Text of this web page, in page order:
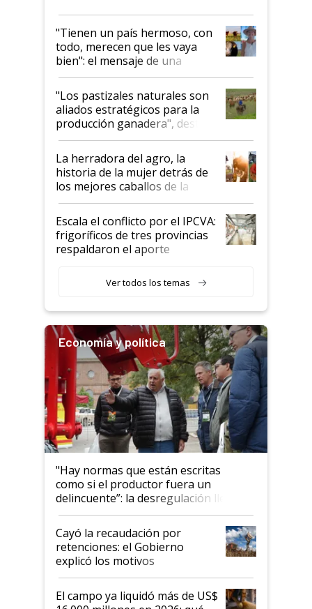
"Tienen un país hermoso, con
todo, merecen que les vaya
bien": el mensaje de una
ganadera uruguaya sobre las
oportunidades que se abren
para el agro en Argentina, con
foco en la carne
"Los pastizales naturales son
aliados estratégicos para la
producción ganadera", destaca
la iniciativa que ya reúne a 46
establecimientos en Argentina
La herradora del agro, la
historia de la mujer detrás de
los mejores caballos de la
Argentina y los mitos que
todavía hacen sufrir a estos
animales: "Mientras me
descalificaban, yo seguí
haciendo currículum"
Escala el conflicto por el IPCVA:
frigoríficos de tres provincias
respaldaron el aporte
Ver todos los temas
Economía y política
"Hay normas que están escritas
como si el productor fuera un
delincuente”: la desregulación llegó
al Congreso Aapresid y hasta se
habló del financiamiento al IPCVA
Cayó la recaudación por
retenciones: el Gobierno
explicó los motivos
El campo ya liquidó más de US$